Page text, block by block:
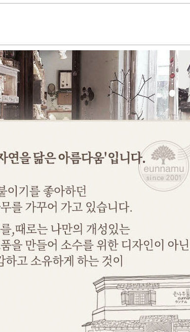
페이코 ID로 페이코